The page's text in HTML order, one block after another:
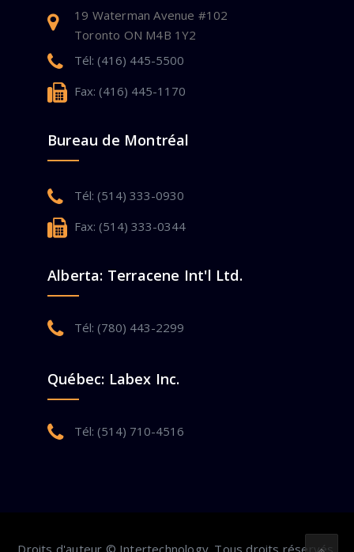
19 Waterman Avenue #102
Toronto ON M4B 1Y2
Tél: (416) 445-5500
Fax: (416) 445-1170
Bureau de Montréal
Tél: (514) 333-0930
Fax: (514) 333-0344
Alberta: Terracene Int'l Ltd.
Tél: (780) 443-2299
Québec: Labex Inc.
Tél: (514) 710-4516